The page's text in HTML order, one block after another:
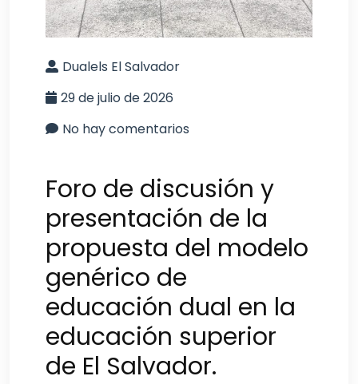
Dualels El Salvador
29 de julio de 2026
No hay comentarios
Foro de discusión y
presentación de la
propuesta del modelo
genérico de
educación dual en la
educación superior
de El Salvador.